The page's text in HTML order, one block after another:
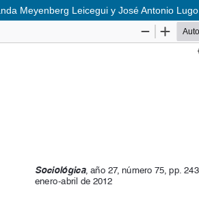
Meyenberg Leicegui y José Antonio Lugo